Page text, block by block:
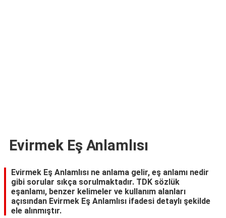
Evirmek Eş Anlamlısı
Evirmek Eş Anlamlısı ne anlama gelir, eş anlamı nedir
gibi sorular sıkça sorulmaktadır. TDK sözlük
eşanlamı, benzer kelimeler ve kullanım alanları
açısından Evirmek Eş Anlamlısı ifadesi detaylı şekilde
ele alınmıştır.